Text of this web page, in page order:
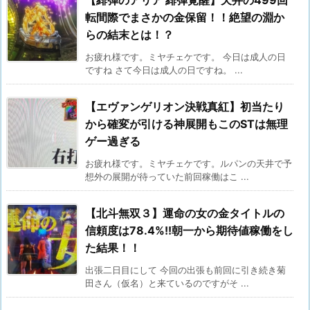
転間際でまさかの金保留！！絶望の淵か
らの結末とは！？
お疲れ様です。ミヤチェケです。 今日は成人の日
ですね さて今日は成人の日ですね。 ...
【エヴァンゲリオン決戦真紅】初当たり
から確変が引ける神展開もこのSTは無理
ゲー過ぎる
お疲れ様です。ミヤチェケです。ルパンの天井で予
想外の展開が待っていた前回稼働はこ ...
【北斗無双３】運命の女の金タイトルの
信頼度は78.4%!!朝一から期待値稼働をし
た結果！！
出張二日目にして 今回の出張も前回に引き続き菊
田さん（仮名）と来ているのですがそ ...